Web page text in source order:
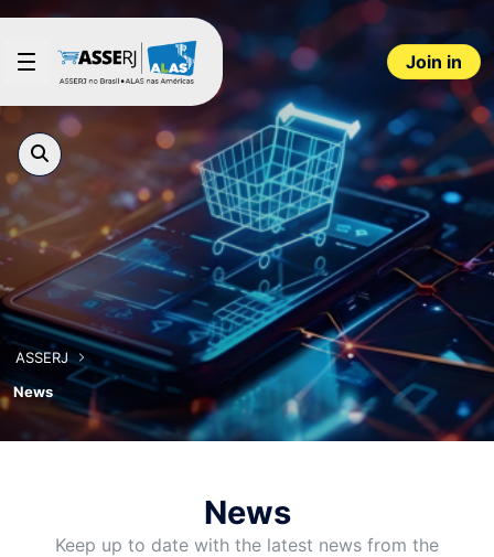
Skip to Main Content
Join in
ASSERJ
News
News
Keep up to date with the latest news from the